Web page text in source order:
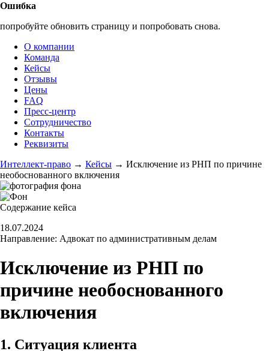
Ошибка
попробуйте обновить страницу и попробовать снова.
О компании
Команда
Кейсы
Отзывы
Цены
FAQ
Пресс-центр
Сотрудничество
Контакты
Реквизиты
Интеллект-право → Кейсы → Исключение из РНП по причине
необоснованного включения
Содержание кейса
18.07.2024
Направление: Адвокат по административным делам
Исключение из РНП по
причине необоснованного
включения
1. Ситуация клиента